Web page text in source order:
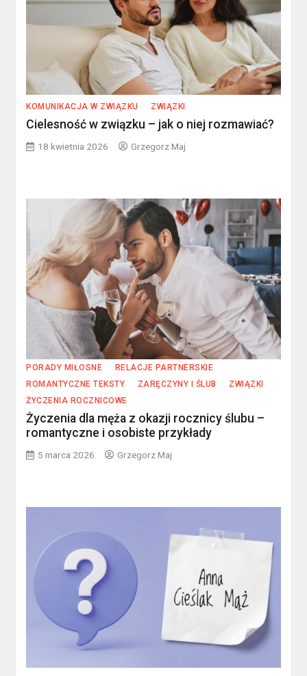
KOMUNIKACJA W ZWIĄZKU ZWIĄZKI
Cielesność w związku – jak o niej rozmawiać?
18 kwietnia 2026 Grzegorz Maj
PORADY MIŁOSNE
RELACJE PARTNERSKIE
ROMANTYCZNE TEKSTY
ZARĘCZYNY I ŚLUB
ZWIĄZKI
ŻYCZENIA ROCZNICOWE
Życzenia dla męża z okazji rocznicy ślubu –
romantyczne i osobiste przykłady
5 marca 2026 Grzegorz Maj